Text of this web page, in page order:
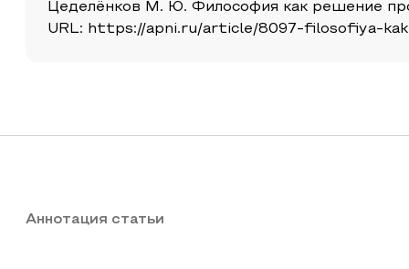
Цеделёнков М. Ю. Философия как решение
URL: https://apni.ru/article/8097-filosofiya-
Аннотация статьи